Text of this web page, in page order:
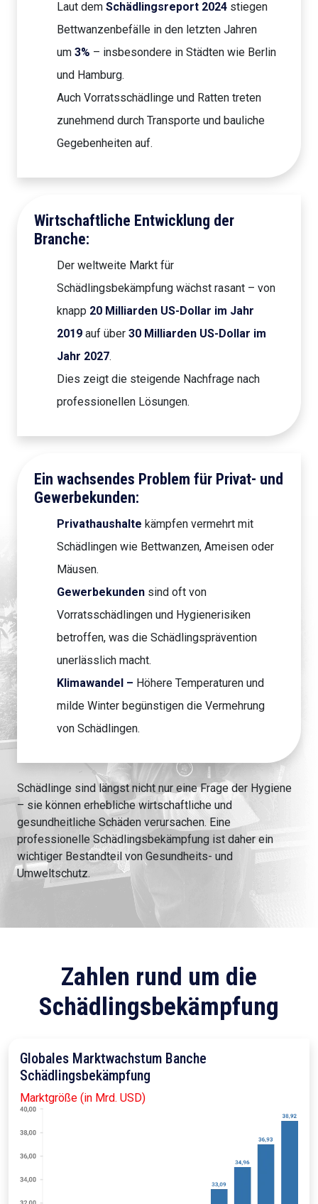
Laut dem Schädlingsreport 2024 stiegen
Bettwanzenbefälle in den letzten Jahren
um 3% – insbesondere in Städten wie Berlin
und Hamburg.
Auch Vorratsschädlinge und Ratten treten
zunehmend durch Transporte und bauliche
Gegebenheiten auf.
Wirtschaftliche Entwicklung der
Branche:
Der weltweite Markt für
Schädlingsbekämpfung wächst rasant – von
knapp 20 Milliarden US-Dollar im Jahr
2019 auf über 30 Milliarden US-Dollar im
Jahr 2027.
Dies zeigt die steigende Nachfrage nach
professionellen Lösungen.
Ein wachsendes Problem für Privat- und
Gewerbekunden:
Privathaushalte kämpfen vermehrt mit
Schädlingen wie Bettwanzen, Ameisen oder
Mäusen.
Gewerbekunden sind oft von
Vorratsschädlingen und Hygienerisiken
betroffen, was die Schädlingsprävention
unerlässlich macht.
Klimawandel – Höhere Temperaturen und
milde Winter begünstigen die Vermehrung
von Schädlingen.
Schädlinge sind längst nicht nur eine Frage der Hygiene
– sie können erhebliche wirtschaftliche und
gesundheitliche Schäden verursachen. Eine
professionelle Schädlingsbekämpfung ist daher ein
wichtiger Bestandteil von Gesundheits- und
Umweltschutz.
Zahlen rund um die
Schädlingsbekämpfung
Globales Marktwachstum Banche
Schädlingsbekämpfung
Marktgröße (in Mrd. USD)